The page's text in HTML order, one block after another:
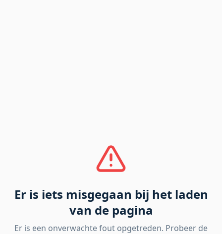
Er is iets misgegaan bij het laden
van de pagina
Er is een onverwachte fout opgetreden. Probeer de